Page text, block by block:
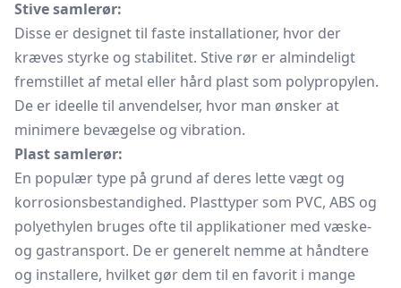
Stive samlerør:
Disse er designet til faste installationer, hvor der
kræves styrke og stabilitet. Stive rør er almindeligt
fremstillet af metal eller hård plast som polypropylen.
De er ideelle til anvendelser, hvor man ønsker at
minimere bevægelse og vibration.
Plast samlerør:
En populær type på grund af deres lette vægt og
korrosionsbestandighed. Plasttyper som PVC, ABS og
polyethylen bruges ofte til applikationer med væske-
og gastransport. De er generelt nemme at håndtere
og installere, hvilket gør dem til en favorit i mange